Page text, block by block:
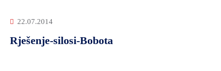
22.07.2014
Rješenje-silosi-Bobota